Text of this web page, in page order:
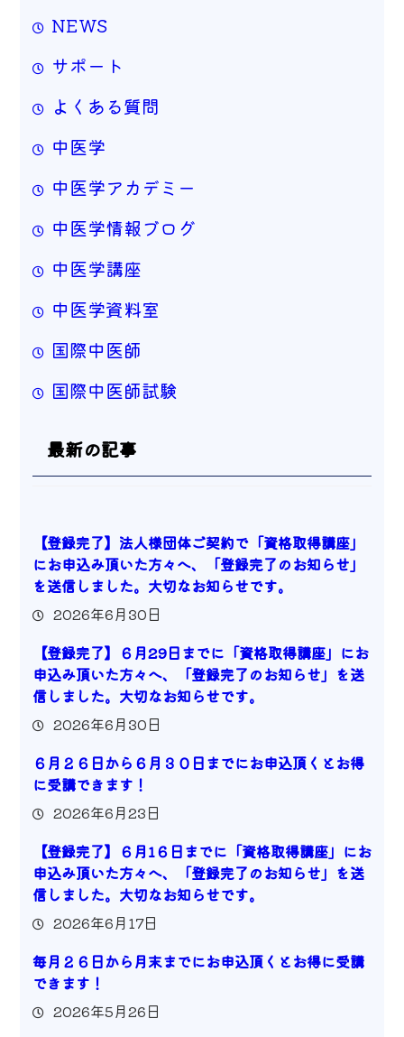
NEWS
サポート
よくある質問
中医学
中医学アカデミー
中医学情報ブログ
中医学講座
中医学資料室
国際中医師
国際中医師試験
最新の記事
【登録完了】法人様団体ご契約で「資格取得講座」
にお申込み頂いた方々へ、「登録完了のお知らせ」
を送信しました。大切なお知らせです。
2026年6月30日
【登録完了】６月29日までに「資格取得講座」にお
申込み頂いた方々へ、「登録完了のお知らせ」を送
信しました。大切なお知らせです。
2026年6月30日
６月２６日から６月３０日までにお申込頂くとお得
に受講できます！
2026年6月23日
【登録完了】６月1６日までに「資格取得講座」にお
申込み頂いた方々へ、「登録完了のお知らせ」を送
信しました。大切なお知らせです。
2026年6月17日
毎月２６日から月末までにお申込頂くとお得に受講
できます！
2026年5月26日